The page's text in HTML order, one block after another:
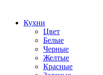
Кухни
Цвет
Белые
Черные
Желтые
Красные